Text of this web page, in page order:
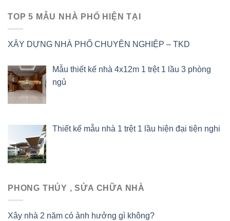
TOP 5 MẪU NHÀ PHỐ HIỆN TẠI
XÂY DỰNG NHÀ PHỐ CHUYÊN NGHIỆP – TKD
Mẫu thiết kế nhà 4x12m 1 trệt 1 lầu 3 phòng
ngủ
Thiết kế mẫu nhà 1 trệt 1 lầu hiện đại tiện nghi
PHONG THỦY , SỬA CHỮA NHÀ
Xây nhà 2 năm có ảnh hưởng gì không?